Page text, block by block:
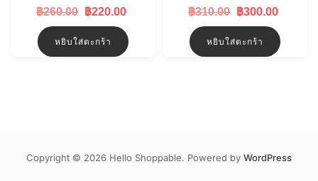
฿260.00 Original
฿260.00.
฿220.00
หยิบใส่ตะกร้า
฿310.00 Original
฿310.00.
฿300.00
หยิบใส่ตะกร้า
Copyright © 2026 Hello Shoppable. Powered by WordPress